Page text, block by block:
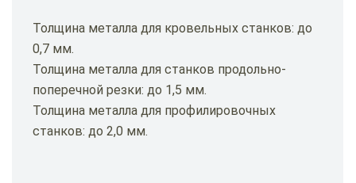
Толщина металла для кровельных станков: до
0,7 мм.
Толщина металла для станков продольно-
поперечной резки: до 1,5 мм.
Толщина металла для профилировочных
станков: до 2,0 мм.